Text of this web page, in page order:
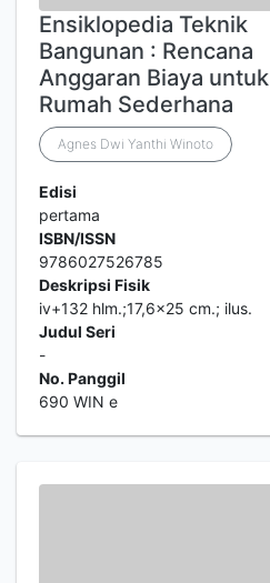
Ensiklopedia Teknik
Bangunan : Rencana
Anggaran Biaya untuk
Rumah Sederhana
Agnes Dwi Yanthi Winoto
Edisi
pertama
ISBN/ISSN
9786027526785
Deskripsi Fisik
iv+132 hlm.;17,6x25 cm.; ilus.
Judul Seri
-
No. Panggil
690 WIN e